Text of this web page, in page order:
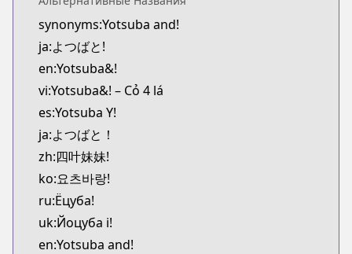
CDJapan
https://www.anime-planet.com/manga/https://
MangaUpdates
MangaUpdates
https://www.mangaupdates.com/series.html?id=5
Official English
https://yenpress.com/series/yotsuba
Yen Press
Yen Press
https://yenpress.com/series/yotsuba
KakaoPage
KakaoPage
synonyms:Yotsuba and!
ja:よつばと!
en:Yotsuba&!
vi:Yotsuba&! – Cỏ 4 lá
es:Yotsuba Y!
ja:よつばと！
zh:四叶妹妹!
ko:요츠바랑!
ru:Ёцуба!
uk:Йоцуба і!
en:Yotsuba and!